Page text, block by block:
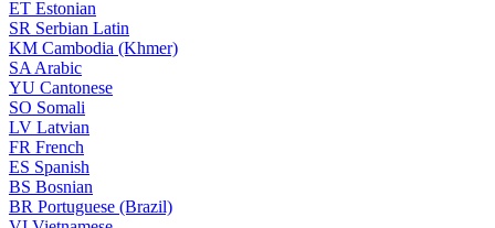
ET Estonian
SR Serbian Latin
KM Cambodia (Khmer)
SA Arabic
YU Cantonese
SO Somali
LV Latvian
FR French
ES Spanish
BS Bosnian
BR Portuguese (Brazil)